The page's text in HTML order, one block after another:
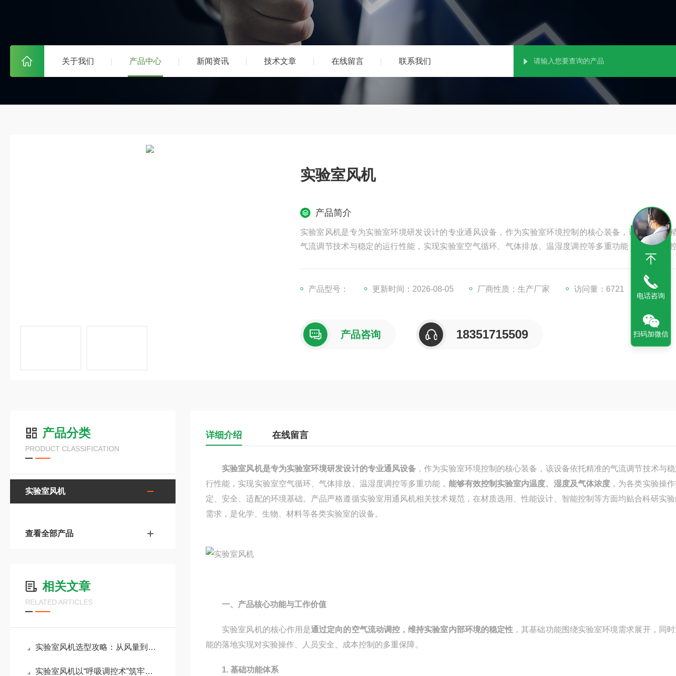
关于我们 产品中心 新闻资讯 技术文章 在线留言 联系我们
实验室风机
产品简介
实验室风机是专为实验室环境研发设计的专业通风设备，作为实验室环境控制的核心装备，该设备依托
气流调节技术与稳定的运行性能，实现实验室空气循环、气体排放、温湿度调控等多重功能，能够有效
验室内温度、湿度及气体浓度，为各类实验操作打造稳定、安全、适配的环境基础。产品严格遵循实验
风机相关技术规范，在材质选用、性能设计、智能控制等方面均贴合科研实验的实际需求，是化学、生
料等各类实验室的设备。
产品型号： 更新时间：2026-08-05 厂商性质：生产厂家 访问量：6721
产品咨询 18351715509
产品分类
PRODUCT CLASSIFICATION
实验室风机
查看全部产品
相关文章
RELATED ARTICLES
实验室风机选型攻略：从风量到安全，5大核心要素全解析
实验室风机以“呼吸调控术”筑牢科研安全与效率的双重防线
详细介绍 在线留言
实验室风机是专为实验室环境研发设计的专业通风设备 ，作为实验室环境控制的核心装备，该设备依托精准的气流调节技术与
行性能，实现实验室空气循环、气体排放、温湿度调控等多重功能， 能够有效控制实验室内温度、湿度及气体浓度 ，为各类实验操
定、安全、适配的环境基础。产品严格遵循实验室用通风机相关技术规范，在材质选用、性能设计、智能控制等方面均贴合科研实
需求，是化学、生物、材料等各类实验室的设备。
一、产品核心功能与工作价值
实验室风机的核心作用是通过定向的空气流动调控，维持实验室内部环境的稳定性 ，其基础功能围绕实验室环境需求展开，同
能的落地实现对实验操作、人员安全、成本控制的多重保障。
1. 基础功能体系
电话咨询
扫码加微信